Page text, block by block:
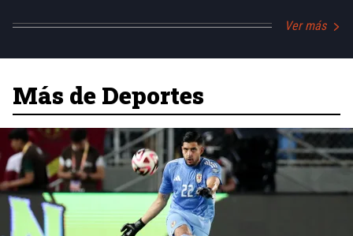
Ver más
Más de Deportes